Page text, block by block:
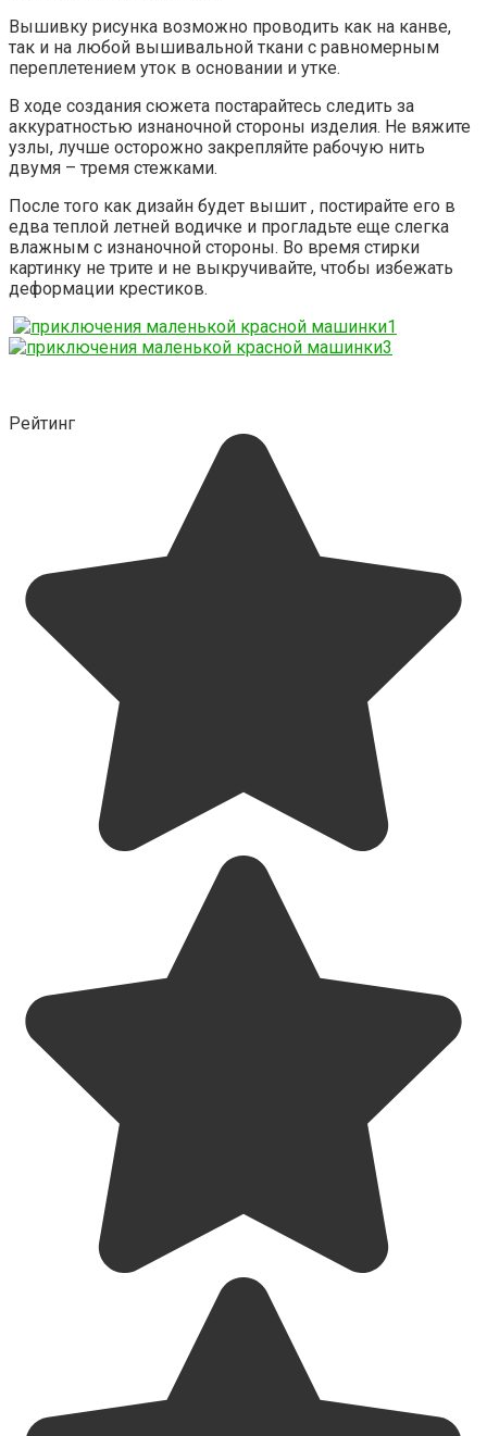
Вышивку рисунка возможно проводить как на канве,
так и на любой вышивальной ткани с равномерным
переплетением уток в основании и утке.
В ходе создания сюжета постарайтесь следить за
аккуратностью изнаночной стороны изделия. Не вяжите
узлы, лучше осторожно закрепляйте рабочую нить
двумя – тремя стежками.
После того как дизайн будет вышит , постирайте его в
едва теплой летней водичке и прогладьте еще слегка
влажным с изнаночной стороны. Во время стирки
картинку не трите и не выкручивайте, чтобы избежать
деформации крестиков.
Рейтинг